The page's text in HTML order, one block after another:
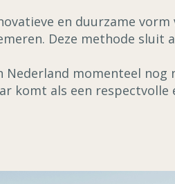
en duurzame
Deze methode
Nederland momenteel
komt als een respectvolle